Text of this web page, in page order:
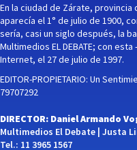
En la ciudad de Zárate,
aparecía el 1° de julio de 1900,
sería, casi un siglo después, la
Multimedios EL DEBATE; con
Internet, el 27 de julio de 1997.
EDITOR-PROPIETARIO: Un
79707292
DIRECTOR: Daniel Armando
Multimedios El Debate | Justa
Tel.: 11 3965 1567